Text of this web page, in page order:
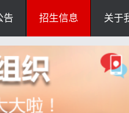
告 招生信息 关于